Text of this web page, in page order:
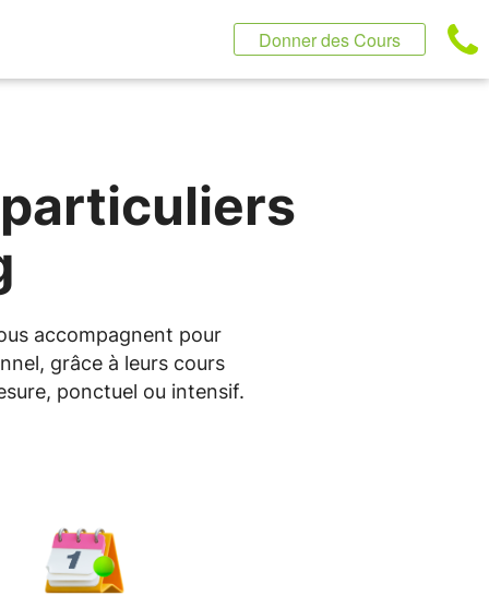
Donner des Cours
accompagnent pour
grâce à leurs cours
ponctuel ou intensif.